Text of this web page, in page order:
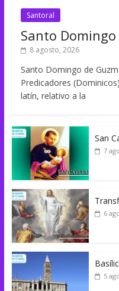
Santoral
Santo
8 agosto, 2026
Santo Domingo de
Predicadores
latín, relativo a la
San
7
6
5